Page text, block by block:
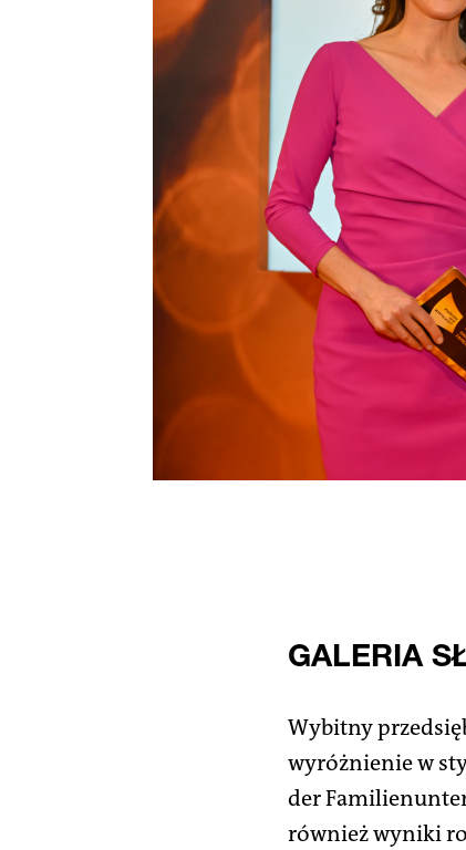
GALERIA
Wybitny
wyróżnienie w
der
również wyniki